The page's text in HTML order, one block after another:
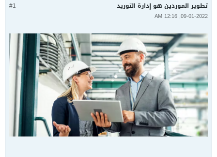
#1 تطوير الموردين هو إدارة التوريد
09-01-2022, 12:16 AM